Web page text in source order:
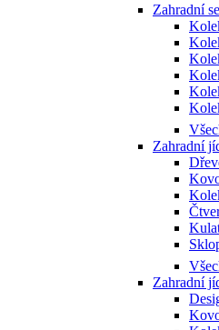
Zahradní
Zahradní
Zahradní